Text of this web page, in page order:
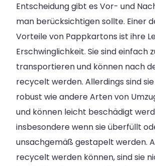
Entscheidung gibt es Vor- und
man berücksichtigen sollte. Einer
Vorteile von Pappkartons ist ihre
Erschwinglichkeit. Sie sind einfach
transportieren und können nach
recycelt werden. Allerdings sind
robust wie andere Arten von
und können leicht beschädigt
insbesondere wenn sie überfüllt
unsachgemäß gestapelt werden.
recycelt werden können, sind sie